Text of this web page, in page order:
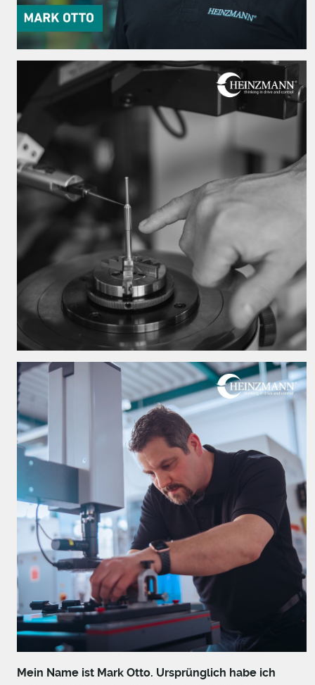
Mein Name ist Mark Otto. Ursprünglich habe ich